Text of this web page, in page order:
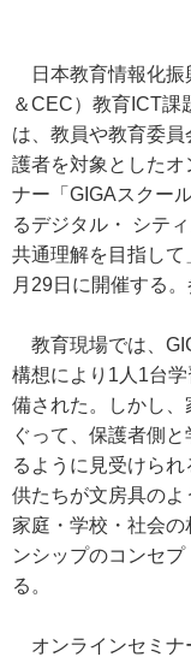
日本教育情報化振
＆CEC）教育ICT課
は、教員や教育委員
護者を対象としたオ
ナー「GIGAスクー
るデジタル・ シテ
共通理解を目指して
月29日に開催する。
教育現場では、
構想により1人1台
備された。しかし
ぐって、保護者側
るように見受けら
供たちが文房具のよ
家庭・学校・社会
ンシップのコンセ
る。
オンラインセミナ